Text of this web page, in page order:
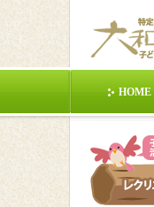
HOME
東日本大
日本昭和